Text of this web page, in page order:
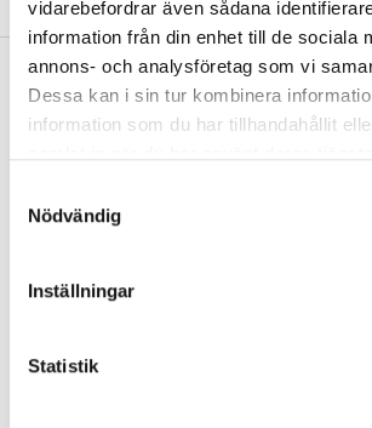
vidarebefordrar även sådana
information från din enhet till de sociala
annons- och analysföretag som vi
Dessa kan i sin tur kombinera
information som du har tillhandahållit
Nödvändig
Inställningar
Statistik
Pay & Collect